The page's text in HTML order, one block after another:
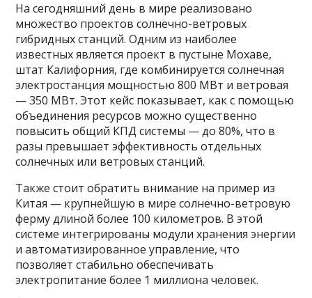
На сегодняшний день в мире реализовано
множество проектов солнечно-ветровых
гибридных станций. Одним из наиболее
известных является проект в пустыне Мохаве,
штат Калифорния, где комбинируется солнечная
электростанция мощностью 800 МВт и ветровая
— 350 МВт. Этот кейс показывает, как с помощью
объединения ресурсов можно существенно
повысить общий КПД системы — до 80%, что в
разы превышает эффективность отдельных
солнечных или ветровых станций.
Также стоит обратить внимание на пример из
Китая — крупнейшую в мире солнечно-ветровую
ферму длиной более 100 километров. В этой
системе интегрированы модули хранения энергии
и автоматизированное управление, что
позволяет стабильно обеспечивать
электропитание более 1 миллиона человек.